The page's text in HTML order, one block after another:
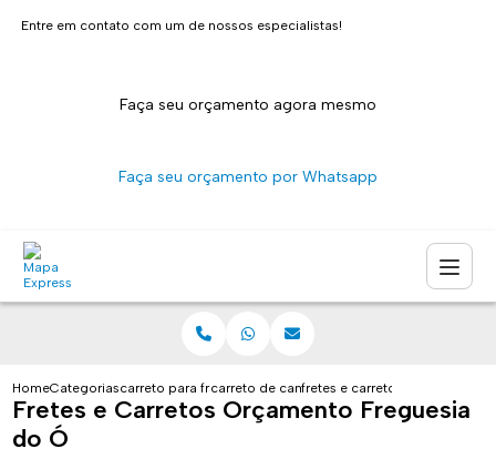
Entre em contato com um de nossos especialistas!
Faça seu orçamento agora mesmo
Faça seu orçamento por Whatsapp
HomeCategoriascarreto para fretescarreto de caminhao sao paulo
fretes e carretos orcamento
Fretes e Carretos Orçamento Freguesia
do Ó